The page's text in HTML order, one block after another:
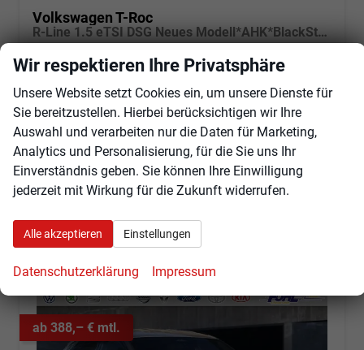
Volkswagen T-Roc
R-Line 1.5 eTSI DSG Neues Modell*AHK*BlackStyle*Matrix*19"*Android Auto*EasyOpen*SHZ*Kamera*ParkAsstPro*ACC*Keyless
Kraftstoff
Benzin Außenfarbe Wolf Grey Metallic
Leistung 110 kW (150 PS) Kilometerstand 25 km
01.08.2026
41.660,– €
incl. 19% MwSt.
Angebot anfordern
Fahrzeugexpose (PDF)
Fahrzeug parken
CO -Klasse: D
CO2-Emissionen:132,00 g/km
ab 388,– € mtl.
Wir respektieren Ihre Privatsphäre
Unsere Website setzt Cookies ein, um unsere Dienste für
Sie bereitzustellen. Hierbei berücksichtigen wir Ihre
Auswahl und verarbeiten nur die Daten für Marketing,
Analytics und Personalisierung, für die Sie uns Ihr
Einverständnis geben. Sie können Ihre Einwilligung
jederzeit mit Wirkung für die Zukunft widerrufen.
Alle akzeptieren Einstellungen
Datenschutzerklärung Impressum